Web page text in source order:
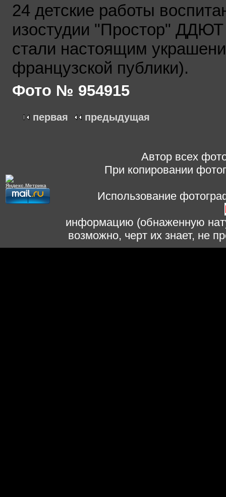
24 детские работы
изостудии "Простор"
стали настоящим
французской публики).
Фото № 954915
первая предыдущая
Автор всех
При копировании
Использование
информацию (обнаженную
возможно, черт их знает, не